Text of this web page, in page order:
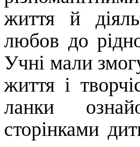
життя й
любов до
Учні мали
життя і
ланки
сторінками